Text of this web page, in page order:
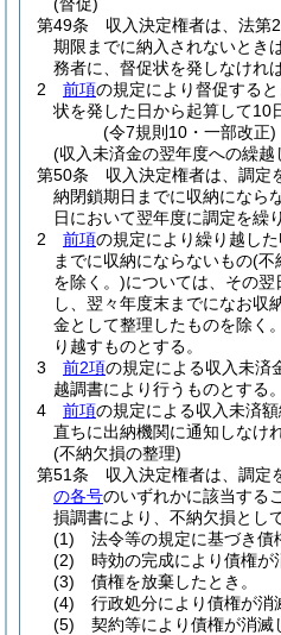
第49条
収入決定権者は、法第
期限までに納入されないとき
務者に、督促状を発しなけれ
2
前項の規定により督促する
状を発した日から起算して10
(令7規則10・一部改正)
(収入未済金の翌年度への繰越
第50条
収入決定権者は、調定
納閉鎖期日までに収納になら
日において翌年度に調定を繰
2
前項の規定により繰り越し
までに収納にならないもの(不
を除く。)については、その
し、翌々年度末までになお収
金として整理したものを除く
り越すものとする。
3
前2項の規定による収入未済
越調書により行うものとする。
4
前項の規定による収入未済
直ちに出納機関に通知しなけ
(不納欠損の整理)
第51条
収入決定権者は、調定
の各号のいずれかに該当する
損調書により、不納欠損とし
(1)
法令等の規定に基づき債
(2)
時効の完成により債権が
(3)
債権を放棄したとき。
(4)
行政処分により債権が消
(5)
契約等により債権が消滅